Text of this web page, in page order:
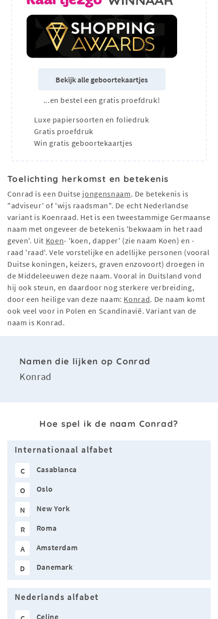
Bekijk alle geboortekaartjes
...en bestel een gratis proefdruk!
Luxe papiersoorten en foliedruk
Gratis proefdruk
Win gratis geboortekaartjes
Toelichting herkomst en betekenis
Conrad is een Duitse jongensnaam. De betekenis is
"adviseur' of 'wijs raadsman". De echt Nederlandse
variant is Koenraad. Het is een tweestammige Germaanse
naam met ongeveer de betekenis 'bekwaam in het raad
geven'. Uit Koen- 'koen, dapper' (zie naam Koen) en -
raad 'raad'. Vele vorstelijke en adellijke personen (vooral
Duitse koningen, keizers, graven enzovoort) droegen in
de Middeleeuwen deze naam. Vooral in Duitsland vond
hij ook steun, en daardoor nog sterkere verbreiding,
door een heilige van deze naam: Konrad. De naam komt
ook veel voor in Polen en Scandinavië. Variant van de
naam is Konrad.
Namen die lijken op Conrad
Konrad
Hoe spel ik de naam Conrad?
Internationaal alfabet
C Casablanca
O Oslo
N New York
R Roma
A Amsterdam
D Danemark
Nederlands alfabet
Celine